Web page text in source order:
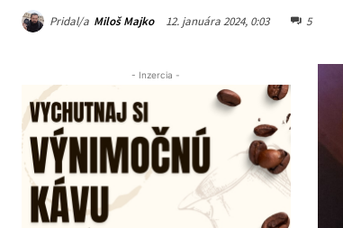
Pridal/a Miloš Majko 12. januára 2024, 0:03 5
- Inzercia -